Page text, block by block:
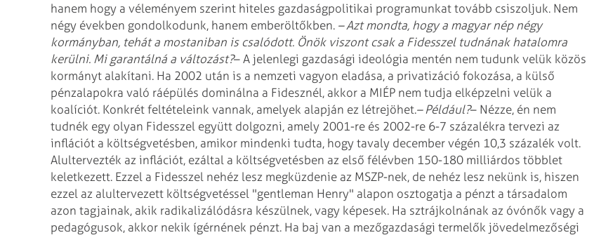
hanem hogy a véleményem szerint hiteles gazdaságpolitikai programunkat tovább csiszoljuk. Nem
négy években gondolkodunk, hanem emberöltőkben. – Azt mondta, hogy a magyar nép négy
kormányban, tehát a mostaniban is csalódott. Önök viszont csak a Fidesszel tudnának hatalomra
kerülni. Mi garantálná a változást?– A jelenlegi gazdasági ideológia mentén nem tudunk velük közös
kormányt alakítani. Ha 2002 után is a nemzeti vagyon eladása, a privatizáció fokozása, a külső
pénzalapokra való ráépülés dominálna a Fidesznél, akkor a MIÉP nem tudja elképzelni velük a
koalíciót. Konkrét feltételeink vannak, amelyek alapján ez létrejöhet.– Például?– Nézze, én nem
tudnék egy olyan Fidesszel együtt dolgozni, amely 2001-re és 2002-re 6-7 százalékra tervezi az
inflációt a költségvetésben, amikor mindenki tudta, hogy tavaly december végén 10,3 százalék volt.
Alultervezték az inflációt, ezáltal a költségvetésben az első félévben 150-180 milliárdos többlet
keletkezett. Ezzel a Fidesszel nehéz lesz megküzdenie az MSZP-nek, de nehéz lesz nekünk is, hiszen
ezzel az alultervezett költségvetéssel "gentleman Henry" alapon osztogatja a pénzt a társadalom
azon tagjainak, akik radikalizálódásra készülnek, vagy képesek. Ha sztrájkolnának az óvónők vagy a
pedagógusok, akkor nekik ígérnének pénzt. Ha baj van a mezőgazdasági termelők jövedelmezőségi